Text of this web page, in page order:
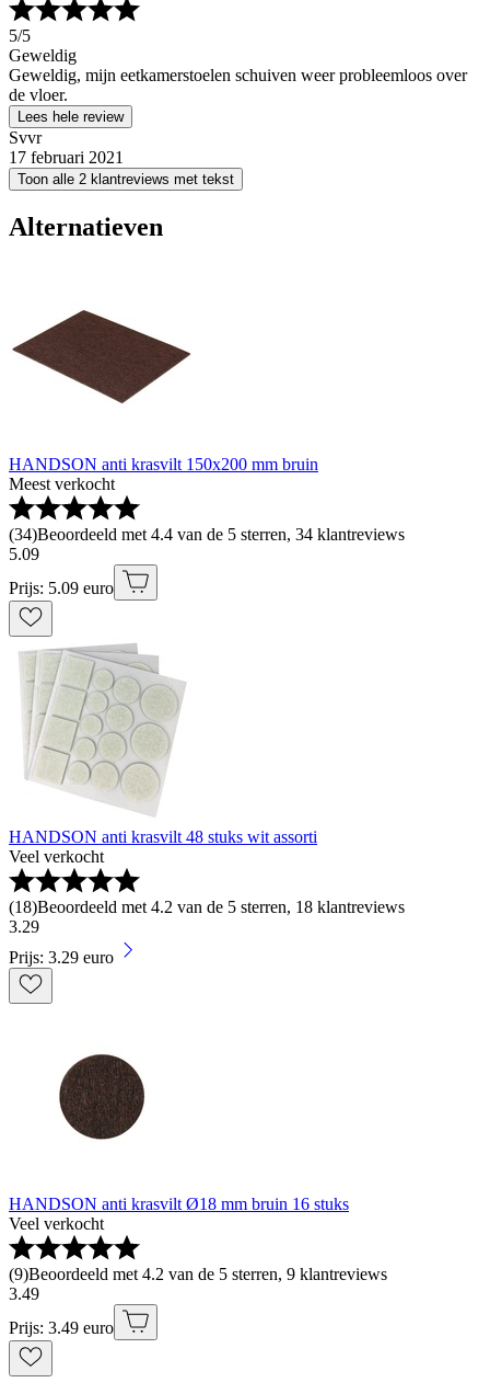
5/5
Geweldig
Geweldig, mijn eetkamerstoelen schuiven weer probleemloos over
de vloer.
Lees hele review
Svvr
17 februari 2021
Toon alle 2 klantreviews met tekst
Alternatieven
HANDSON anti krasvilt 150x200 mm bruin
Meest verkocht
(34)Beoordeeld met 4.4 van de 5 sterren, 34 klantreviews
5.09
Prijs: 5.09 euro
HANDSON anti krasvilt 48 stuks wit assorti
Veel verkocht
(18)Beoordeeld met 4.2 van de 5 sterren, 18 klantreviews
3.29
Prijs: 3.29 euro
HANDSON anti krasvilt Ø18 mm bruin 16 stuks
Veel verkocht
(9)Beoordeeld met 4.2 van de 5 sterren, 9 klantreviews
3.49
Prijs: 3.49 euro